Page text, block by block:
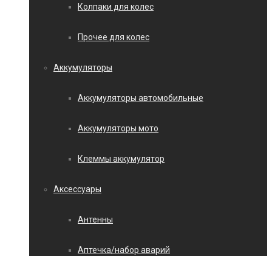
Колпаки для колес
Прочее для колес
Аккумуляторы
Аккумуляторы автомобильные
Аккумуляторы мото
Клеммы аккумулятор
Аксессуары
Антенны
Аптечка/набор аварий